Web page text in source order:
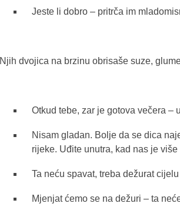
Jeste li dobro – pritrča im
Njih dvojica na brzinu obrisaše suze,
Otkud tebe, zar je gotova večera –
Nisam gladan. Bolje da se dica
rijeke. Uđite unutra, kad nas je
Ta neću spavat, treba dežurat
Mjenjat ćemo se na dežuri – ta